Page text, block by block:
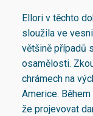
Ellori v těchto
sloužila ve
většině případů
osamělosti.
chrámech na
Americe.
že projevovat